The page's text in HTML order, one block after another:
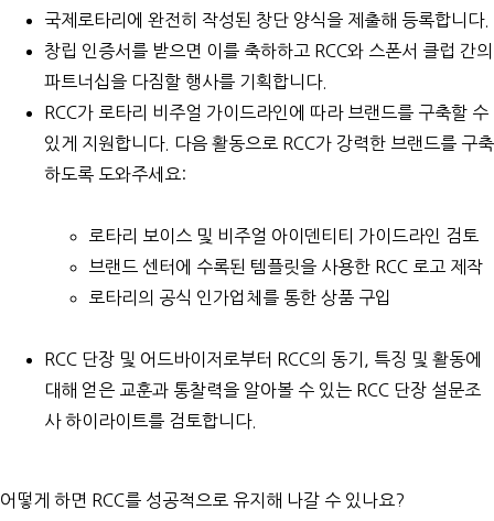
국제로타리 에 완전히 작성된 창단 양식을 제출해 등록합니다.
창립 인증서를 받으면 이를 축하하고 RCC와 스폰서 클럽 간의
파트너십을 다짐할 행사를 기획합니다.
RCC가 로타리 비주얼 가이드라인에 따라 브랜드를 구축할 수
있게 지원합니다. 다음 활동으로 RCC가 강력한 브랜드를 구축
하도록 도와주세요:
로타리 보이스 및 비주얼 아이덴티티 가이드라인 검토
브랜드 센터 에 수록된 템플릿을 사용한 RCC 로고 제작
로타리의 공식 인가업체 를 통한 상품 구입
RCC 단장 및 어드바이저로부터 RCC의 동기, 특징 및 활동에
대해 얻은 교훈과 통찰력을 알아볼 수 있는 RCC 단장 설문조
사 하이라이트를 검토합니다.
어떻게 하면 RCC를 성공적으로 유지해 나갈 수 있나요?